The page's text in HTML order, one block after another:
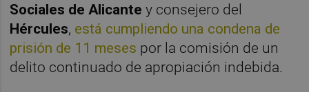
Sociales de Alicante y consejero del
Hércules, está cumpliendo una condena de
prisión de 11 meses por la comisión de un
delito continuado de apropiación indebida.